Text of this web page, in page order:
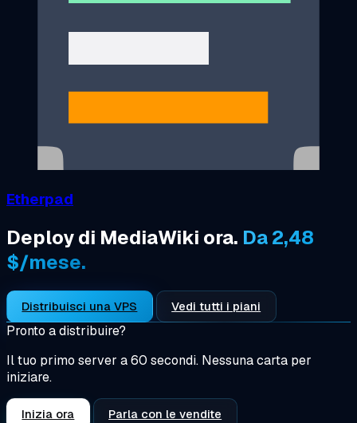
Etherpad
Deploy di MediaWiki ora. Da 2,48
$/mese.
Distribuisci una VPS Vedi tutti i piani
Pronto a distribuire?
Il tuo primo server a 60 secondi. Nessuna carta per
iniziare.
Inizia ora Parla con le vendite